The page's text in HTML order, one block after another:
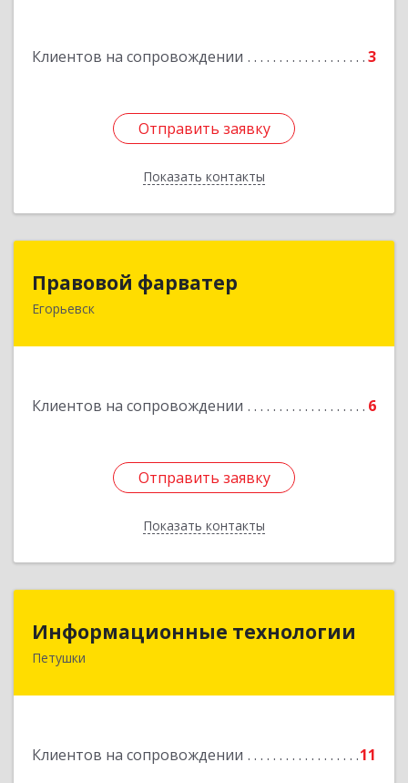
Клиентов на сопровождении 3
Отправить заявку
Показать контакты
Подробнее
Отправить заявку
Назад
Правовой фарватер
Егорьевск
Клиентов на сопровождении 6
Отправить заявку
Показать контакты
Отправить заявку
Назад
Информационные технологии
Петушки
Клиентов на сопровождении 11
Информационные технологии